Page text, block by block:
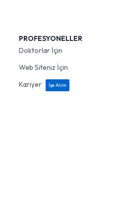
PROFESYONELLER
Doktorlar İçin
Web Siteniz İçin
Kariyer
İşe Alım